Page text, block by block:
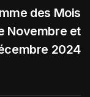
des Mois
Novembre et
2024